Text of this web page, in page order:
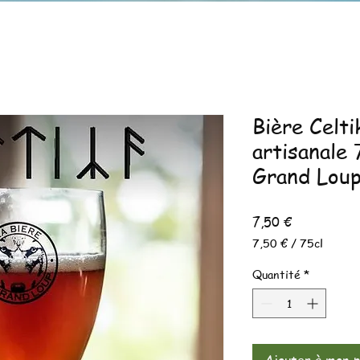
Bière
artisanale
Grand
7,50 €Prix
7,50 € / 75cl
pour
75
Centilitres
Quantité *